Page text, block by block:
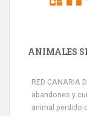
ANIMALES
RED CANARIA
abandones y
animal perdido